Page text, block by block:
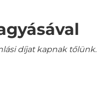
díjat kapnak tőlünk.